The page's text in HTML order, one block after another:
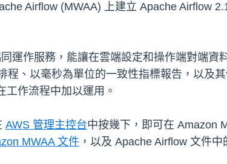
Airflow (MWAA) 上建立 Apache Airflow
運作服務，能讓在雲端設定和操作端對端資
、以毫秒為單位的一致性指標報告，以及
工作流程中加以運用。
AWS 管理主控台中按幾下，即可在 Amazon
MWAA 文件 ，以及 Apache Airflow 文件中